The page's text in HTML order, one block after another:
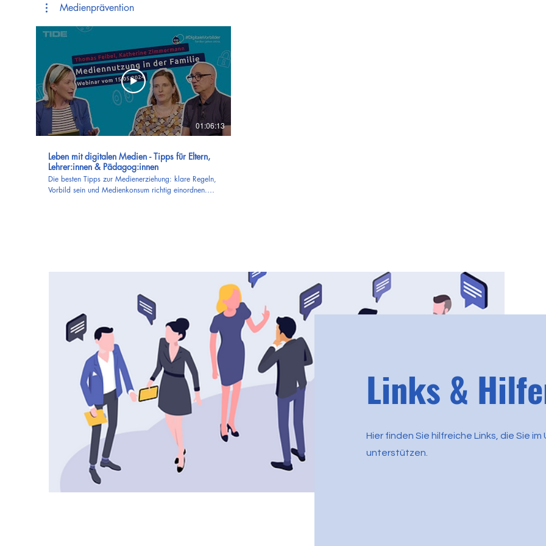
Medienprävention
01:06:13
Leben mit digitalen Medien - Tipps für Eltern,
Lehrer:innen & Pädagog:innen
Die besten Tipps zur Medienerziehung: klare Regeln,
Vorbild sein und Medienkonsum richtig einordnen.🏡
Zimmermann ist Medienmentorin. Gemeinsam geben
sie euch wertvolle Tipps für den digitalen Alltag in
eurer Familie. 👤 Katharina Krüger moderiert das
Gespräch. Sie ist Journalistin, Kolumnistin und als
Digitalstrategin in der ARD Koordination Kinder und
findest du auf: klicksafe.de schau-hin.info medien-
kindersicher.de ➡️ Tipps und Infos zu Onlinespielen
für Kinder & Jugendliche: spieleratgeber-nrw.de
tommi.kids ➡️ Tipps und Infos über Filme für Kinder:
kinderfilmwelt.de kinderfilmblog.de 00:00 Begrüßung
02:39 Schlechtes Gewissen: Sind Medien okay für
Kinder? 06:03 Generation Alpha: Aufwachsen mit
Medien 11:20 Altersgrenze für Medien 13:38 Wie
bereite ich mein Kind auf die Medienwelt vor? 17:58
Medien in Familienalltag 26:37 Was ist
Medienkompetenz? 30:25 Gefahren im Internet
36:24 Datenschutz, einfach erklärt. 41:01 Online
Links &
Hier finden Sie hilfreiche Links, die Sie
unterstützen.